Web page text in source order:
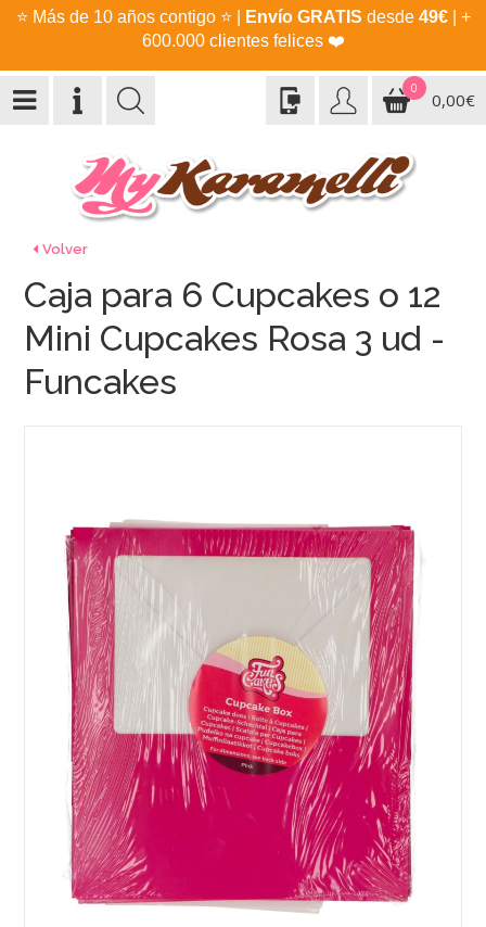
⭐ Más de 10 años contigo ⭐ Envío GRATIS desde 49€| +
600.000 clientes felices ❤️
0
0,00€
Volver
Caja para 6 Cupcakes o 12
Mini Cupcakes Rosa 3 ud -
Funcakes